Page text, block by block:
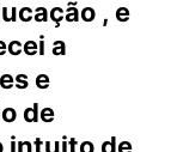
, e
a
e
de